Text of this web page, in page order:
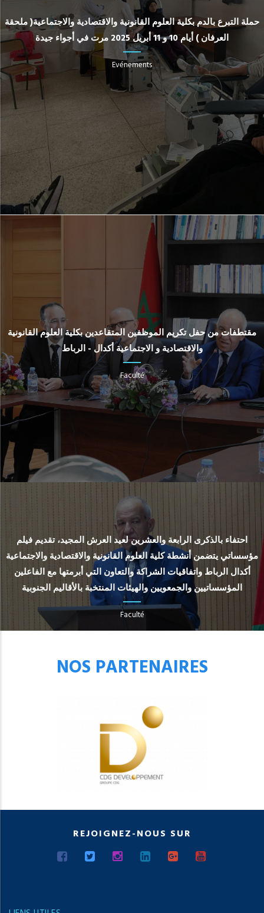
حملة التبرع بالدم بكلية العلوم القانونية والاقتصادية والاجتماعية( ملحقة
العرفان ) أيام 10 و 11 أبريل 2025 مرت في أجواء جيدة
Evénements
مقتطفات من حفل تكريم الموظفين المتقاعدين بكلية العلوم القانونية
والاقتصادية و الاجتماعية أكدال - الرباط
Faculté
احتفاء بالذكرى الرابعة والعشرين لعيد العرش المجيد، تقديم فيلم
مؤسساتي يتضمن أنشطة كلية العلوم القانونية والاقتصادية والاجتماعية
أكدال الرباط واتفاقيات الشراكة والتعاون التي أبرمتها مع الفاعلين
المؤسساتيين والجمعويين والهيئات المنتخبة بالأقاليم الجنوبية
Faculté
NOS PARTENAIRES
REJOIGNEZ-NOUS SUR